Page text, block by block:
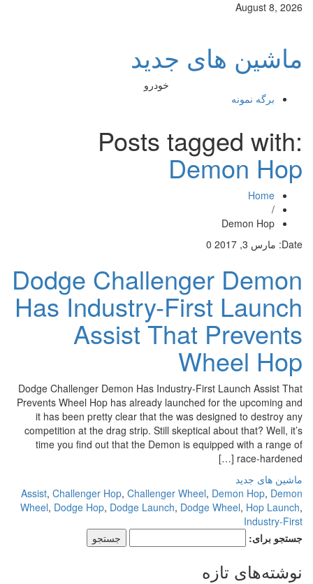
August 8, 2026
ماشین های جدید
خودرو
برگه نمونه
Posts tagged with:
Demon Hop
Home
/
Demon Hop
Date: مارس 3, 2017 0
Dodge Challenger Demon
Has Industry-First Launch
Assist That Prevents
Wheel Hop
Dodge Challenger Demon Has Industry-First Launch Assist That
Prevents Wheel Hop has already launched for the upcoming and
it has been pretty clear that the was designed to destroy any
competition at the drag strip. Still skeptical about that? Well, it’s
time you find out that the Demon is equipped with a range of
race-hardened […]
ماشین های جدید
Assist,Challenger Hop,Challenger Wheel,Demon Hop,Demon
Wheel,Dodge Hop,Dodge Launch,Dodge Wheel,Hop Launch
Industry-First
جستجو برای:
نوشته‌های تازه